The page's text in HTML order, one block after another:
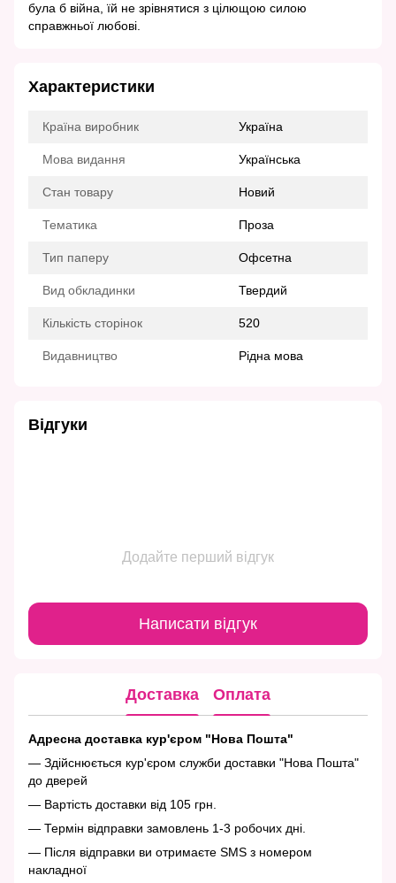
була б війна, їй не зрівнятися з цілющою силою
справжньої любові.
Характеристики
Країна виробник Україна
Мова видання Українська
Стан товару Новий
Тематика Проза
Тип паперу Офсетна
Вид обкладинки Твердий
Кількість сторінок 520
Видавництво Рідна мова
Відгуки
Додайте перший відгук
Написати відгук
Доставка Оплата
Адресна доставка кур'єром "Нова Пошта"
— Здійснюється кур'єром служби доставки "Нова Пошта"
до дверей
— Вартість доставки від 105 грн.
— Термін відправки замовлень 1-3 робочих дні.
— Після відправки ви отримаєте SMS з номером
накладної